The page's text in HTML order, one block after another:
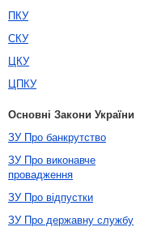
ПКУ
СКУ
ЦКУ
ЦПКУ
Основні Закони України
ЗУ Про банкрутство
ЗУ Про виконавче
провадження
ЗУ Про відпустки
ЗУ Про державну службу